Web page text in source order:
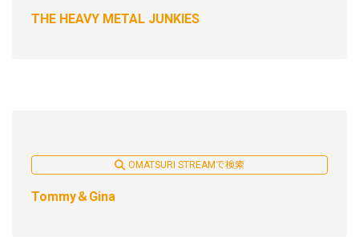
THE HEAVY METAL JUNKIES
OMATSURI STREAMで検索
Tommy＆Gina